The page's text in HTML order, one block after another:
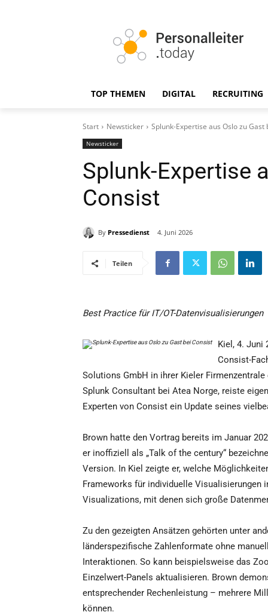
TOP THEMEN DIGITAL RECRUITING
Start Newsticker Splunk-Expertise aus Oslo zu Gast
Newsticker
Splunk-Expertise
Consist
By Pressedienst 4. Juni 2026
Teilen
Best Practice für IT/OT-Datenvisualisierungen
Kiel, 4. Juni
Consist-
Solutions GmbH in ihrer Kieler
Splunk Consultant bei Atea Norge, reiste
Experten von Consist ein Update seines
Brown hatte den Vortrag bereits im Januar
er inoffiziell als „Talk of the century“
Version. In Kiel zeigte er, welche
Frameworks für individuelle Visualisierungen
Visualizations, mit denen sich große
Zu den gezeigten Ansätzen gehörten unter
länderspezifische Zahlenformate ohne
Interaktionen. So kann beispielsweise das
Einzelwert-Panels aktualisieren. Brown
entsprechender Rechenleistung – mehrere
können.